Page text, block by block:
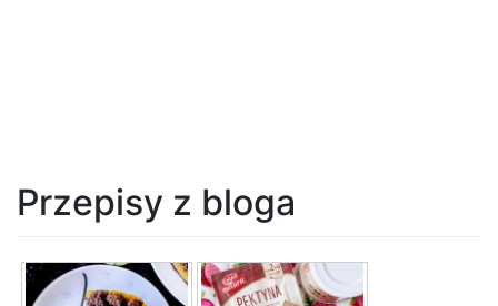
Przepisy z bloga